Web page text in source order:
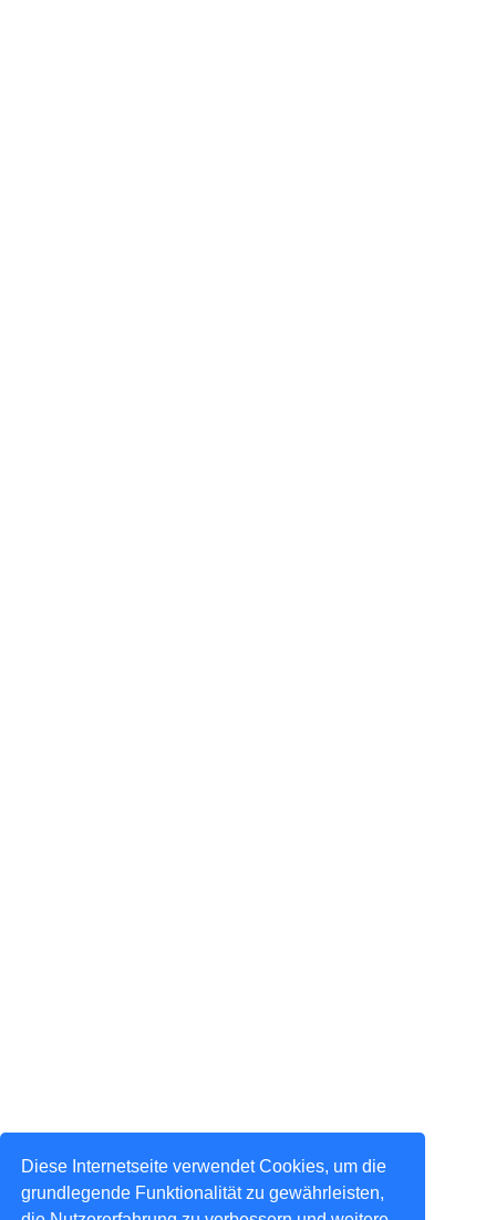
Diese Internetseite verwendet Cookies, um die
grundlegende Funktionalität zu gewährleisten,